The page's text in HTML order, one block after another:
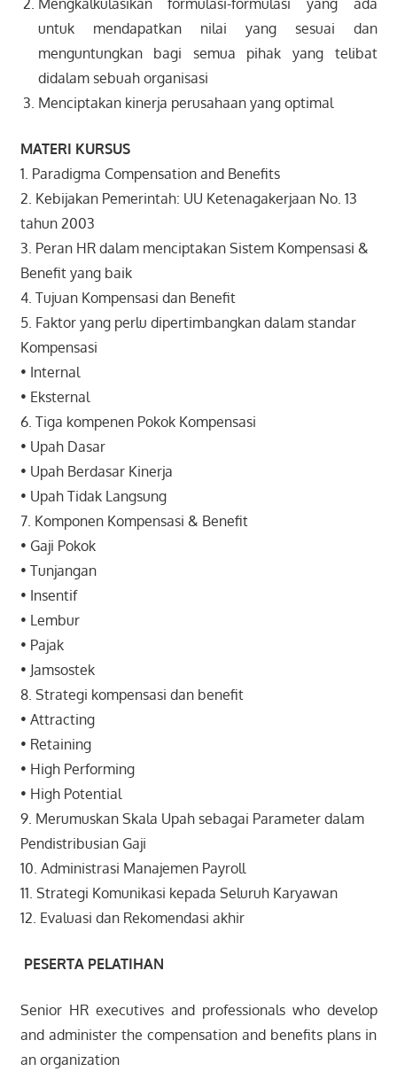
untuk mendapatkan nilai yang sesuai dan
menguntungkan bagi semua pihak yang telibat
didalam sebuah organisasi
Menciptakan kinerja perusahaan yang optimal
MATERI KURSUS
1. Paradigma Compensation and Benefits
2. Kebijakan Pemerintah: UU Ketenagakerjaan No. 13
tahun 2003
3. Peran HR dalam menciptakan Sistem Kompensasi &
Benefit yang baik
4. Tujuan Kompensasi dan Benefit
5. Faktor yang perlu dipertimbangkan dalam standar
Kompensasi
• Internal
• Eksternal
6. Tiga kompenen Pokok Kompensasi
• Upah Dasar
• Upah Berdasar Kinerja
• Upah Tidak Langsung
7. Komponen Kompensasi & Benefit
• Gaji Pokok
• Tunjangan
• Insentif
• Lembur
• Pajak
• Jamsostek
8. Strategi kompensasi dan benefit
• Attracting
• Retaining
• High Performing
• High Potential
9. Merumuskan Skala Upah sebagai Parameter dalam
Pendistribusian Gaji
10. Administrasi Manajemen Payroll
11. Strategi Komunikasi kepada Seluruh Karyawan
12. Evaluasi dan Rekomendasi akhir
PESERTA PELATIHAN
Senior HR executives and professionals who develop
and administer the compensation and benefits plans in
an organization